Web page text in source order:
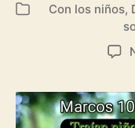
Categorías
Con los niños,